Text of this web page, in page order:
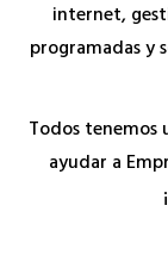
internet,
programadas y
Todos
ayudar a